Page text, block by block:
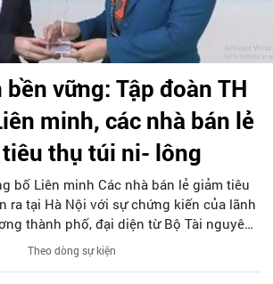
vững: Tập đoàn TH
minh, các nhà bán lẻ
thụ túi ni- lông
bố Liên minh Các nhà bán lẻ giảm tiêu
ra tại Hà Nội với sự chứng kiến của lãnh
thành phố, đại diện từ Bộ Tài nguyên
16 đại diện thành viên đầu tiên của Liên
minh.
Theo dòng sự kiện